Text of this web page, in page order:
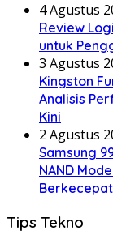
4 Agustus
Review
untuk
3 Agustus
Kingston
Analisis
Kini
2 Agustus
Samsung
NAND
Tips Tekno